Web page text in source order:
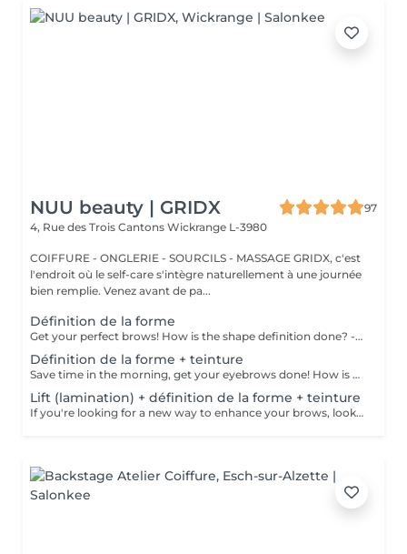
NUU beauty | GRIDX
97
4, Rue des Trois Cantons Wickrange L-3980
COIFFURE - ONGLERIE - SOURCILS - MASSAGE GRIDX, c'est
l'endroit où le self-care s'intègre naturellement à une journée
bien remplie. Venez avant de pa...
Définition de la forme
Get your perfect brows! How is the shape definition done? - consultation (to discuss perfect form and colour) - preparation (brows are washed and marked) - waxing ( excess hair are removed with wax) - tweezing (excess hair are removed with tweezers) - antiseptic and cream are applied Age restrictions: recommended to do from 12 years. Post procedure recommendations: do not put makeup on the skin near the brows 4 hours after the procedure. Frequency: once in 3-4 weeks.
Définition de la forme + teinture
Save time in the morning, get your eyebrows done! How is the shape definition + tinting done? - consultation (to discuss perfect form and colour) - preparation (brows are washed and marked) - waxing (excess hair are removed with wax) - tweezing (excess hair are removed with tweezers) - tinting (paint or henna is applied) - excess paint is removed - antiseptic and cream are applied Age restrictions: recommended to do from 14 years. Post procedure recommendations: do not wash brows and do not put on makeup for 12 hours. Frequency: once in 3-4 weeks.
Lift (lamination) + définition de la forme + teinture
If you're looking for a new way to enhance your brows, look no further than brow lift! During the process, the specialist covers the hairs with special compositions for long-term styling and fixation. Eyebrow lamination is accompanied by coloring. As a result, the eyebrows become bright, neat and well-groomed, and the desired shape remains unchanged for a long time. How is the brow lift done? - consultation (to discuss perfect form and colour) - preparation (brows are washed and marked) - brow style is applied to the brows - brow set is applied the brows - tweezing (excess hair are with tweezers) - tinting (paint or henna is applied) - products are removed from the brows - antiseptic and cream are applied - brows are brushed into their desired position Age restrictions: recommended to do from 16 years. Post procedure recommendations: do not wash brows, do not go to sauna, do not put on makeup for 24 hours. Frequency: once in 6-8 weeks.